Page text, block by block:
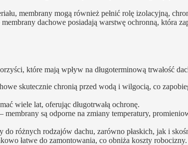
membrany mogą również pełnić rolę izolacyjną,
dachowe posiadają warstwę ochronną, która
które mają wpływ na długoterminową trwałość
skutecznie chronią przed wodą i wilgocią, co
wiele lat, oferując długotrwałą ochronę.
– membrany są odporne na zmiany temperatury,
do różnych rodzajów dachu, zarówno płaskich, jak i
łatwe do zamontowania, co obniża koszty robocizny.